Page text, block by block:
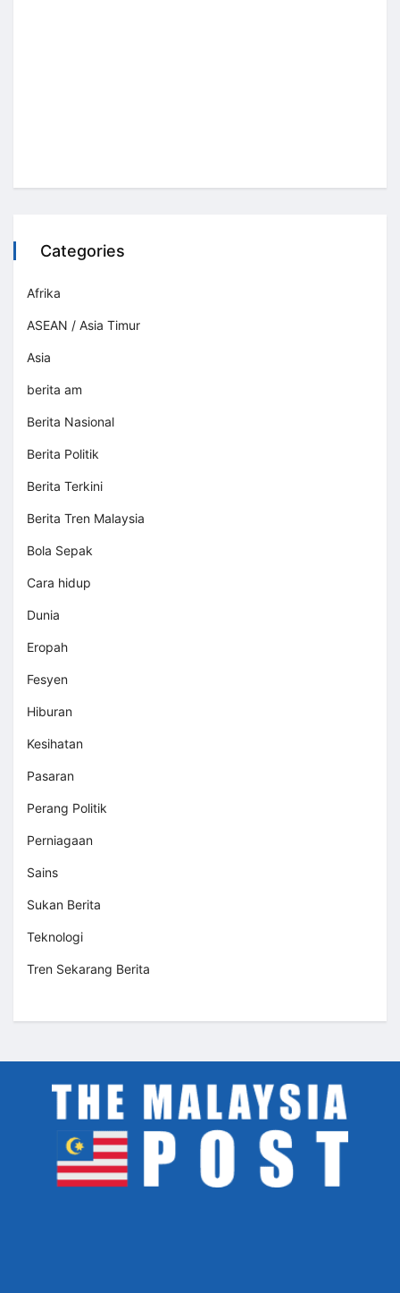
Categories
Afrika
ASEAN / Asia Timur
Asia
berita am
Berita Nasional
Berita Politik
Berita Terkini
Berita Tren Malaysia
Bola Sepak
Cara hidup
Dunia
Eropah
Fesyen
Hiburan
Kesihatan
Pasaran
Perang Politik
Perniagaan
Sains
Sukan Berita
Teknologi
Tren Sekarang Berita